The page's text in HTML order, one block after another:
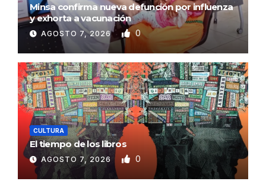
Minsa confirma nueva defunción por influenza
y exhorta a vacunación
AGOSTO 7, 2026 0
CULTURA
El tiempo de los libros
AGOSTO 7, 2026 0